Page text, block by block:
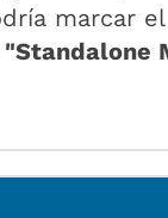
marcar
"Standalone